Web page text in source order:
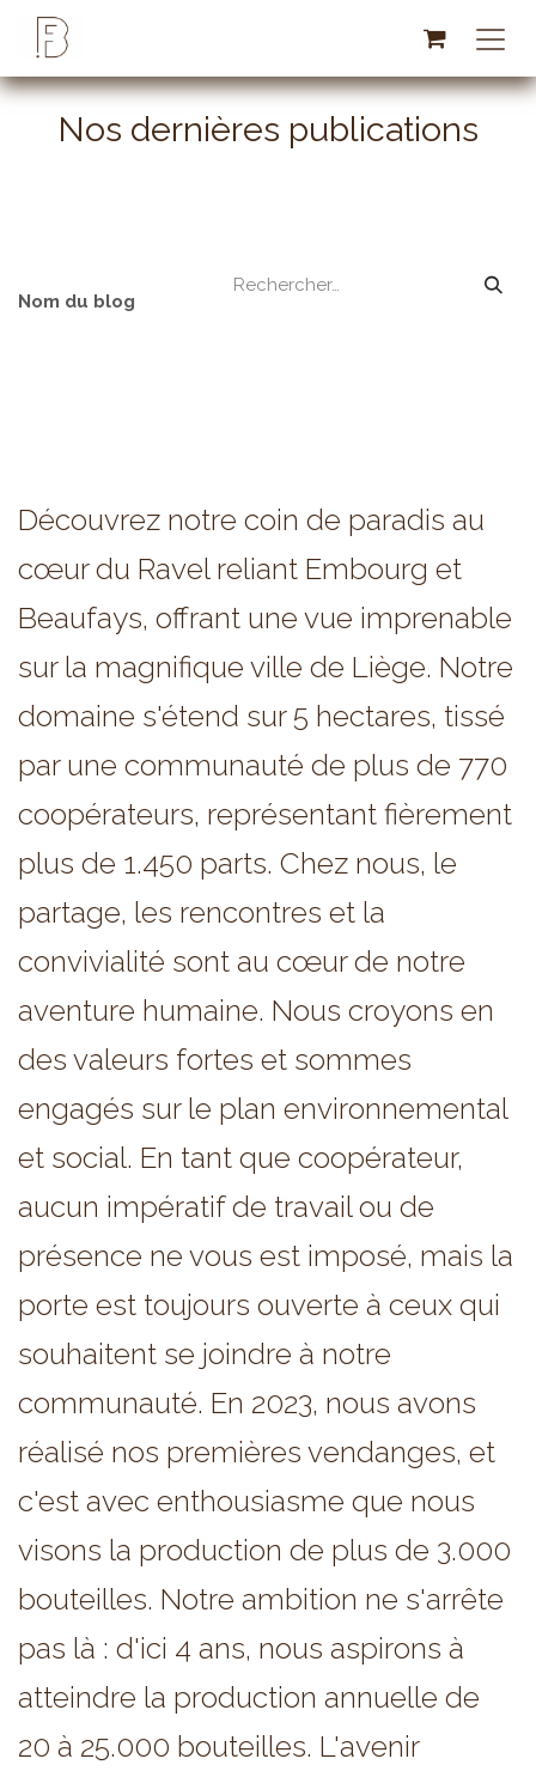
Se rendre au contenu
Nos dernières publications
Nom du blog
Découvrez notre coin de paradis au
cœur du Ravel reliant Embourg et
Beaufays, offrant une vue imprenable
sur la magnifique ville de Liège. Notre
domaine s'étend sur 5 hectares, tissé
par une communauté de plus de 770
coopérateurs, représentant fièrement
plus de 1.450 parts. Chez nous, le
partage, les rencontres et la
convivialité sont au cœur de notre
aventure humaine. Nous croyons en
des valeurs fortes et sommes
engagés sur le plan environnemental
et social. En tant que coopérateur,
aucun impératif de travail ou de
présence ne vous est imposé, mais la
porte est toujours ouverte à ceux qui
souhaitent se joindre à notre
communauté. En 2023, nous avons
réalisé nos premières vendanges, et
c'est avec enthousiasme que nous
visons la production de plus de 3.000
bouteilles. Notre ambition ne s'arrête
pas là : d'ici 4 ans, nous aspirons à
atteindre la production annuelle de
20 à 25.000 bouteilles. L'avenir